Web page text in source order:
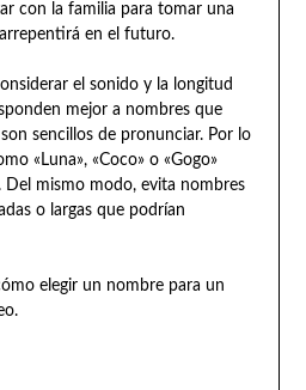
con la familia para tomar una
en el futuro.
el sonido y la longitud
mejor a nombres que
sencillos de pronunciar. Por lo
«Luna», «Coco» o «Gogo»
Del mismo modo, evita nombres
o largas que podrían
elegir un nombre para un